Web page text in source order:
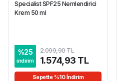
Specialist SPF25 Nemlendirici
Krem 50 ml
%25
indirim
2.099,90 TL
1.574,93 TL
Sepette %10 İndirim